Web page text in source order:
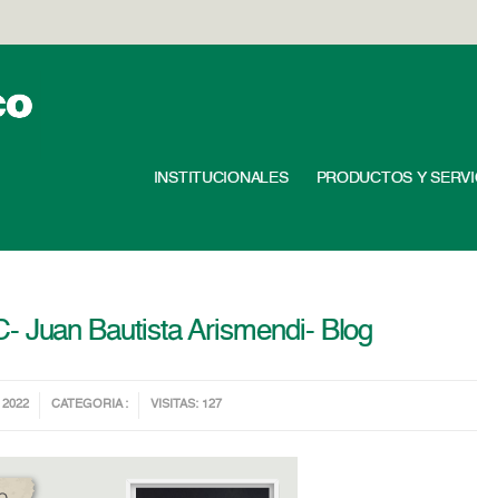
INSTITUCIONALES PRODUCTOS Y
Juan Bautista Arismendi- Blog
2022 CATEGORIA : VISITAS: 127